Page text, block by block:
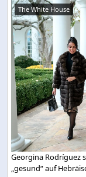
The White House
Georgina Rodríguez
„gesund“ auf